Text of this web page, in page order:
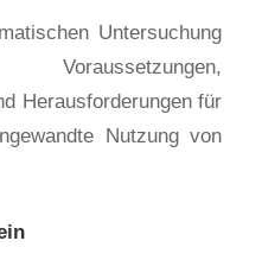
Untersuchung
Herausforderungen für
Nutzung von